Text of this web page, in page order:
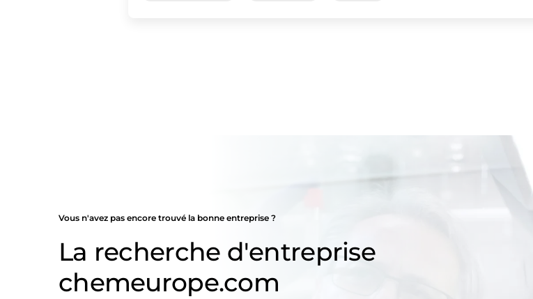
Vous n'avez pas encore trouvé la bonne entreprise ?
La recherche d'entreprise
chemeurope.com